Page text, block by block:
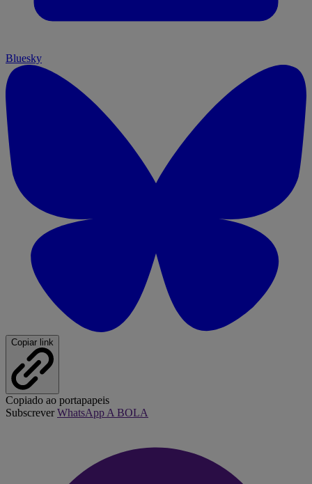
Bluesky
Copiar link
Copiado ao portapapeis
SubscreverWhatsApp A BOLA